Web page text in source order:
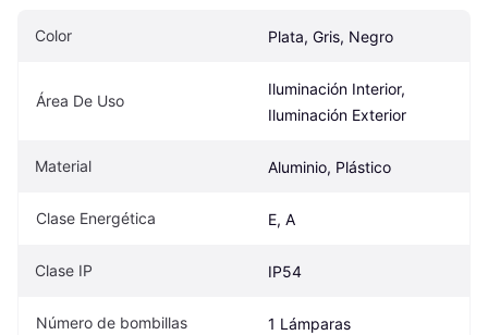
Color Plata, Gris, Negro
Área De Uso
Iluminación Interior,
Iluminación Exterior
Material Aluminio, Plástico
Clase Energética E, A
Clase IP IP54
Número de bombillas 1 Lámparas